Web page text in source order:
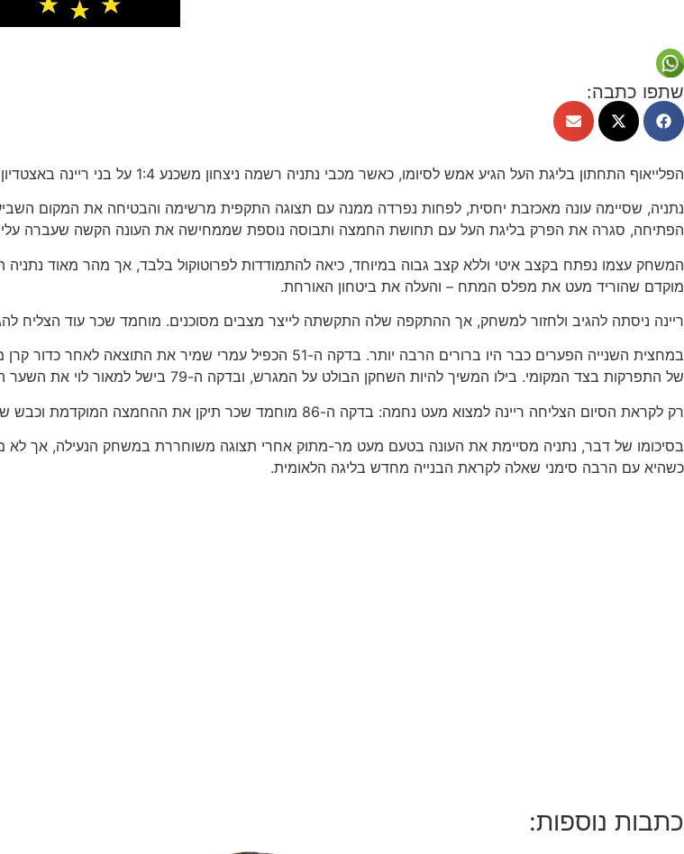
שתפו כתבה:
הפלייאוף התחתון בליגת העל הגיע אמש לסיומו, כאשר מכבי נתניה רשמה ניצחון משכנע 1:4 על בני ריינה באצטדיון בראל.
נתניה, שסיימה עונה מאכזבת יחסית, לפחות נפרדה ממנה עם תצוגה התקפית מרשימה והבטיחה את המקום
הפתיחה, סגרה את הפרק בליגת העל עם תחושת החמצה ותבוסה נוספת שממחישה את העונה הקשה שעברה
מוקדם שהוריד מעט את מפלס המתח – והעלה את ביטחון האורחת.
ריינה ניסתה להגיב ולחזור למשחק, אך ההתקפה שלה התקשתה לייצר מצבים מסוכנים. מוחמד שכר עוד הצליח
של התפרקות בצד המקומי. בילו המשיך להיות השחקן הבולט על המגרש, ובדקה ה-79 בישל למאור לוי את השער הרביעי של נתניה.
רק לקראת הסיום הצליחה ריינה למצוא מעט נחמה: בדקה ה-86 מוחמד שכר תיקן את ההחמצה המוקדמת וכבש שער כבוד שקבע את תוצאת הסיום – 1:4 לנתניה.
בסיכומו של דבר, נתניה מסיימת את העונה בטעם מעט מר-מתוק אחרי תצוגה משוחררת במשחק הנעילה, אך לא
כשהיא עם הרבה סימני שאלה לקראת הבנייה מחדש בליגה הלאומית.
כתבות נוספות: